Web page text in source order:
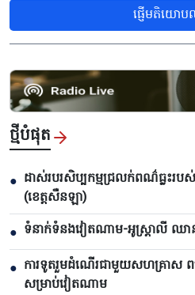
ផ្ញើមតិយោ
ថ្មីបំផុត
● ដាស់របរសិប្បកម្មជ្រលក់ពណ៌ធ្លះរ
(ខេត្តសឺនឡា)
● ទំនាក់ទំនងវៀតណាម-អូស្ត្រាលី ឈ
● ការទូតរួមដំណើរជាមួយសហគ្រាស
សម្រាប់វៀតណាម